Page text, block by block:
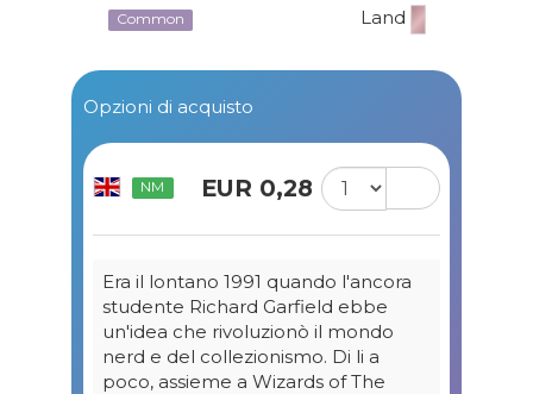
Common Land
Opzioni di acquisto
NM EUR 0,28
Era il lontano 1991 quando l'ancora
studente Richard Garfield ebbe
un'idea che rivoluzionò il mondo
nerd e del collezionismo. Di li a
poco, assieme a Wizards of The